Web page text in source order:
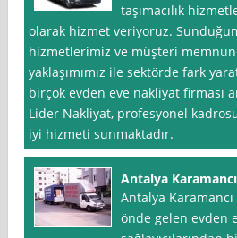
taşımacılık
olarak hizmet veriyoruz.
hizmetlerimiz ve müşteri
yaklaşımımız ile sektörde fark
birçok evden eve nakliyat firması
Lider Nakliyat, profesyonel
iyi hizmeti sunmaktadır.
Antalya
Antalya Karamancı
önde gelen evden